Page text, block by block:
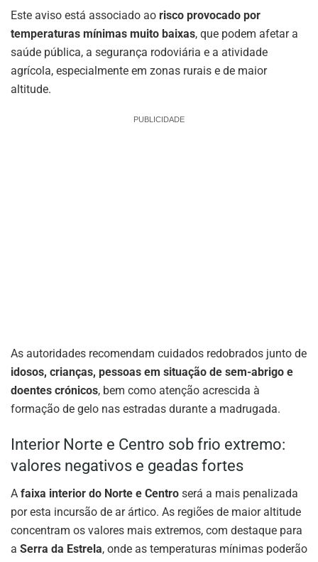
Este aviso está associado ao risco provocado por
temperaturas mínimas muito baixas, que podem afetar a
saúde pública, a segurança rodoviária e a atividade
agrícola, especialmente em zonas rurais e de maior
altitude.
PUBLICIDADE
As autoridades recomendam cuidados redobrados junto de
idosos, crianças, pessoas em situação de sem-abrigo e
doentes crónicos, bem como atenção acrescida à
formação de gelo nas estradas durante a madrugada.
Interior Norte e Centro sob frio extremo:
valores negativos e geadas fortes
A faixa interior do Norte e Centro será a mais penalizada
por esta incursão de ar ártico. As regiões de maior altitude
concentram os valores mais extremos, com destaque para
a Serra da Estrela, onde as temperaturas mínimas poderão